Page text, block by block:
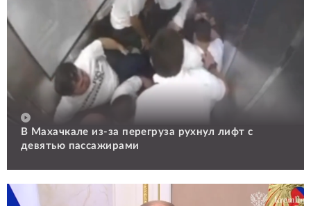
В Махачкале из-за перегруза рухнул лифт с
девятью пассажирами